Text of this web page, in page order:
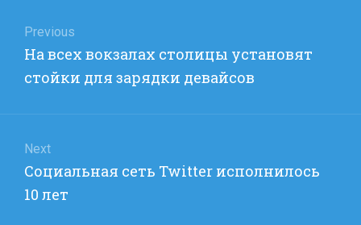
по
записям
Previous
Previous
post:
На всех вокзалах столицы установят
стойки для зарядки девайсов
Next
Next
post:
Социальная сеть Twitter исполнилось
10 лет